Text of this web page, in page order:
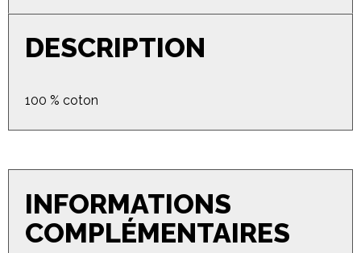
DESCRIPTION
100 % coton
INFORMATIONS
COMPLÉMENTAIRES